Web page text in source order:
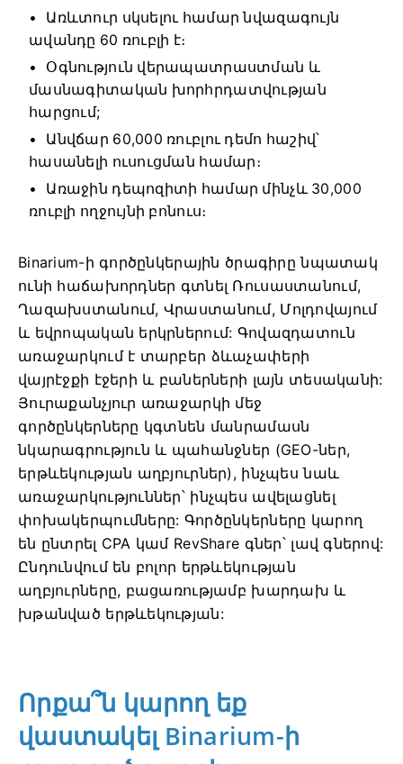
Առևտուր սկսելու համար նվազագույն
ավանդը 60 ռուբլի է։
Օգնություն վերապատրաստման և
մասնագիտական ​​խորհրդատվության
հարցում;
Անվճար 60,000 ռուբլու դեմո հաշիվ՝
հասանելի ուսուցման համար։
Առաջին դեպոզիտի համար մինչև 30,000
ռուբլի ողջույնի բոնուս։
Binarium-ի գործընկերային ծրագիրը նպատակ
ունի հաճախորդներ գտնել Ռուսաստանում,
Ղազախստանում, Վրաստանում, Մոլդովայում
և եվրոպական երկրներում: Գովազդատուն
առաջարկում է տարբեր ձևաչափերի
վայրէջքի էջերի և բաներների լայն տեսականի:
Յուրաքանչյուր առաջարկի մեջ
գործընկերները կգտնեն մանրամասն
նկարագրություն և պահանջներ (GEO-ներ,
երթևեկության աղբյուրներ), ինչպես նաև
առաջարկություններ՝ ինչպես ավելացնել
փոխակերպումները: Գործընկերները կարող
են ընտրել CPA կամ RevShare գներ՝ լավ գներով:
Ընդունվում են բոլոր երթևեկության
աղբյուրները, բացառությամբ խարդախ և
խթանված երթևեկության:
Որքա՞ն կարող եք
վաստակել Binarium-ի